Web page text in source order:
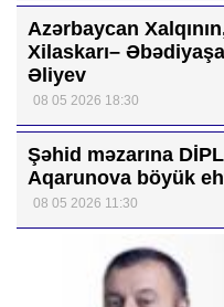
Azərbaycan
Xilaskarı–
Əliyev
08 05 2026 18:30
Şəhid məzarına
Aqarunova böyük
08 05 2026 11:30